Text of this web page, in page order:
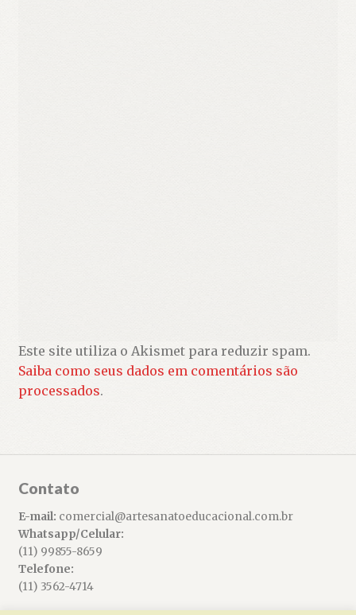
Este site utiliza o Akismet para reduzir spam.
Saiba como seus dados em comentários são
processados.
Contato
E-mail: comercial@artesanatoeducacional.com.br
Whatsapp/Celular:
(11) 99855-8659
Telefone:
(11) 3562-4714